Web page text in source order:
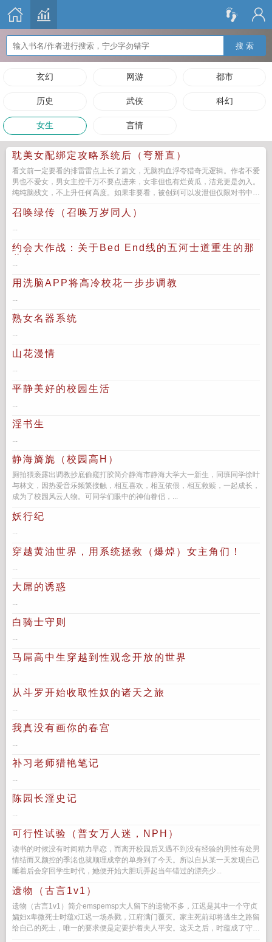
搜 索
玄幻 网游 都市
历史 武侠 科幻
女生 言情
耽美女配绑定攻略系统后（弯掰直）
看文前一定要看的排雷雷点上长了篇文，无脑狗血浮夸猎奇无逻辑。作者不爱
男也不爱女，男女主控千万不要点进来，女非但也有烂黄瓜，洁党更是勿入。
纯纯脑残文，不上升任何高度。如果非要看，被创到可以发泄但仅限对书中人
召唤绿传（召唤万岁同人）
...
约会大作战：关于Bed End线的五河士道重生的那
...
用洗脑APP将高冷校花一步步调教
...
熟女名器系统
...
山花漫情
...
平静美好的校园生活
...
淫书生
...
静海旖旎（校园高H）
厕拍猥亵露出调教抄底偷窥打胶简介静海市静海大学大一新生，同班同学徐叶
与林文，因热爱音乐频繁接触，相互喜欢，相互依偎，相互救赎，一起成长，
成为了校园风云人物。可同学们眼中的神仙眷侣，...
妖行纪
...
穿越黄油世界，用系统拯救（爆焯）女主角们！
...
大屌的诱惑
...
白骑士守则
...
马屌高中生穿越到性观念开放的世界
...
从斗罗开始收取性奴的诸天之旅
...
我真没有画你的春宫
...
补习老师猎艳笔记
...
陈园长淫史记
...
可行性试验（普女万人迷，NPH）
读书的时候没有时间精力早恋，而离开校园后又遇不到没有经验的男性有处男
情结而又颜控的季洺也就顺理成章的单身到了今天。所以自从某一天发现自己
睡着后会穿回学生时代，她便开始大胆玩弄起当年错过的漂亮少...
遗物（古言1v1）
遗物（古言1v1）简介emspemsp大人留下的遗物不多，江迟是其中一个守贞
孀妇x卑微死士时蕴x江迟一场杀戮，江府满门覆灭。家主死前却将逃生之路留
给自己的死士，唯一的要求便是定要护着夫人平安。这天之后，时蕴成了守寡